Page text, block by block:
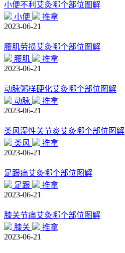
小便不利艾灸哪个部位图解
小便
推拿
2023-06-21
腰肌劳损艾灸哪个部位图解
腰肌
推拿
2023-06-21
动脉粥样硬化艾灸哪个部位图解
动脉
推拿
2023-06-21
类风湿性关节炎艾灸哪个部位图解
类风
推拿
2023-06-21
足跟痛艾灸哪个部位图解
足跟
推拿
2023-06-21
膝关节痛艾灸哪个部位图解
膝关
推拿
2023-06-21